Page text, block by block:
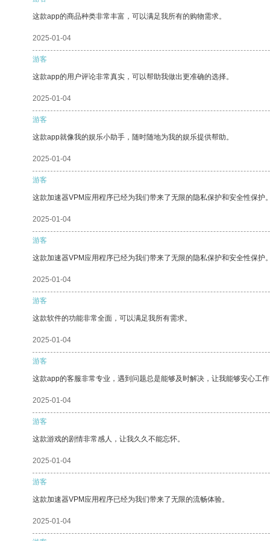
这款app的商品种类非常丰富，可以满足我所有的购物需求。
2025-01-04
游客
这款app的用户评论非常真实，可以帮助我做出更准确的选择。
2025-01-04
游客
这款app就像我的娱乐小助手，随时随地为我的娱乐提供帮助。
2025-01-04
游客
这款加速器VPM应用程序已经为我们带来了无限的隐私保护和安全性保护
2025-01-04
游客
这款加速器VPM应用程序已经为我们带来了无限的隐私保护和安全性保护
2025-01-04
游客
这款软件的功能非常全面，可以满足我所有需求。
2025-01-04
游客
这款app的客服非常专业，遇到问题总是能够及时解决，让我能够安心工
2025-01-04
游客
这款游戏的剧情非常感人，让我久久不能忘怀。
2025-01-04
游客
这款加速器VPM应用程序已经为我们带来了无限的流畅体验。
2025-01-04